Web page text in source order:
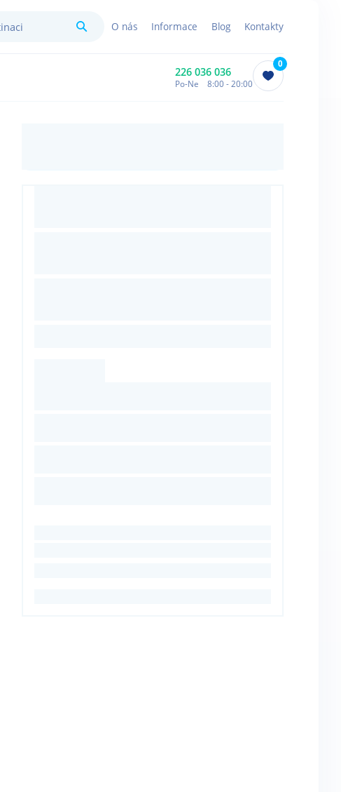
HledatO nás Informace Blog Kontakty
226 036 036
Po-Ne 8:00 - 20:00
0